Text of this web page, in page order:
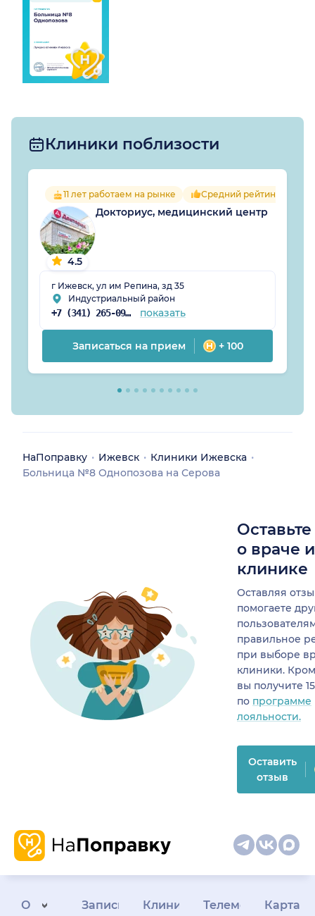
Клиники поблизости
11 лет работаем на рынке Средний рейтинг врачей
4.5
Докториус, медицинский центр
г Ижевск, ул им Репина, зд 35
Индустриальный район
+7 (341) 265-09-83 показать
Записаться на прием + 100
НаПоправку Ижевск
Клиники Ижевска
Больница №8 Однопозова на Серова
о враче
клинике
Оставляя
помогаете
правильное
при выборе
клиники.
вы получите
по программе
лояльности.
Оставить
отзыв
О
Запись
КлиникамТелемедицина
Карта